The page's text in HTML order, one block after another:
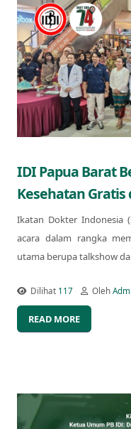
IDI Papua Barat
Kesehatan Gratis
Ikatan Dokter Indonesia
acara dalam rangka
utama berupa talkshow
Dilihat 117 Oleh
READ MORE